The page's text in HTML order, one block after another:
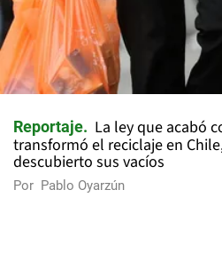
Reportaje
La ley que acabó
transformó el reciclaje en
descubierto sus vacíos
Por Pablo Oyarzún